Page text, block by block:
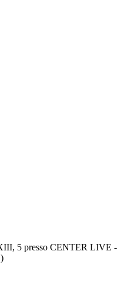
5 presso CENTER LIVE -